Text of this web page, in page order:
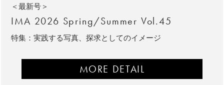
＜最新号＞
IMA 2026 Spring/Summer Vol.45
特集：実践する写真、探求としてのイメージ
MORE DETAIL